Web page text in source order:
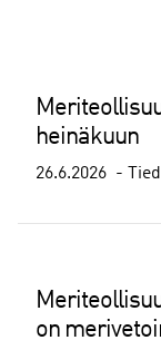
heinäkuun
26.6.2026
on